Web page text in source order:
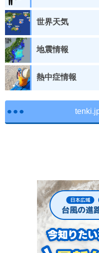
世界天気
地震情報
熱中症情報